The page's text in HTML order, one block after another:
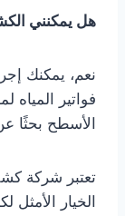
هل يمكنني
نعم، يمكنك
فواتير
الأسطح بحثًا
تعتبر شركة
الخيار